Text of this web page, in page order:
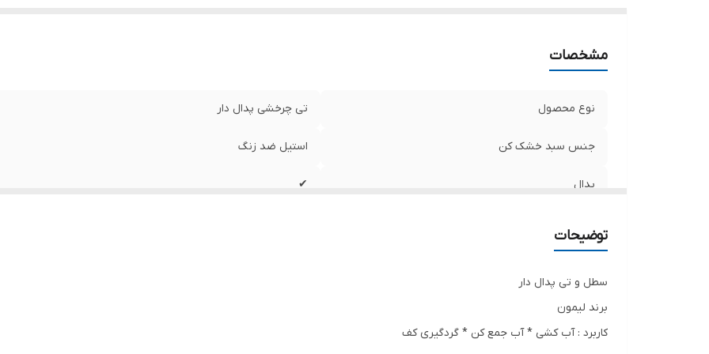
مشخصات
نوع محصول تی چرخشی پدال دار
جنس سبد خشک کن استیل ضد زنگ
پدال ✔
برند
توضیحات
سطل و تی پدال دار
برند لیمون
کاربرد : آب کشی * آب جمع کن * گردگیری کف